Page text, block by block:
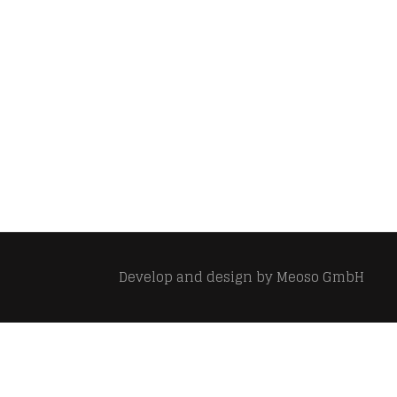
Develop and design byMeoso GmbH